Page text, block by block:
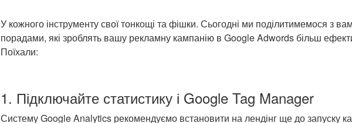
У кожного інструменту свої тонкощі та фішки. Сьогодні ми поділитимемося з
порадами, які зроблять вашу рекламну кампанію в Google Adwords більш
Поїхали:
1. Підключайте статистику і Google Tag Manager
Систему Google Analytics рекомендуємо встановити на лендінг ще до запуску